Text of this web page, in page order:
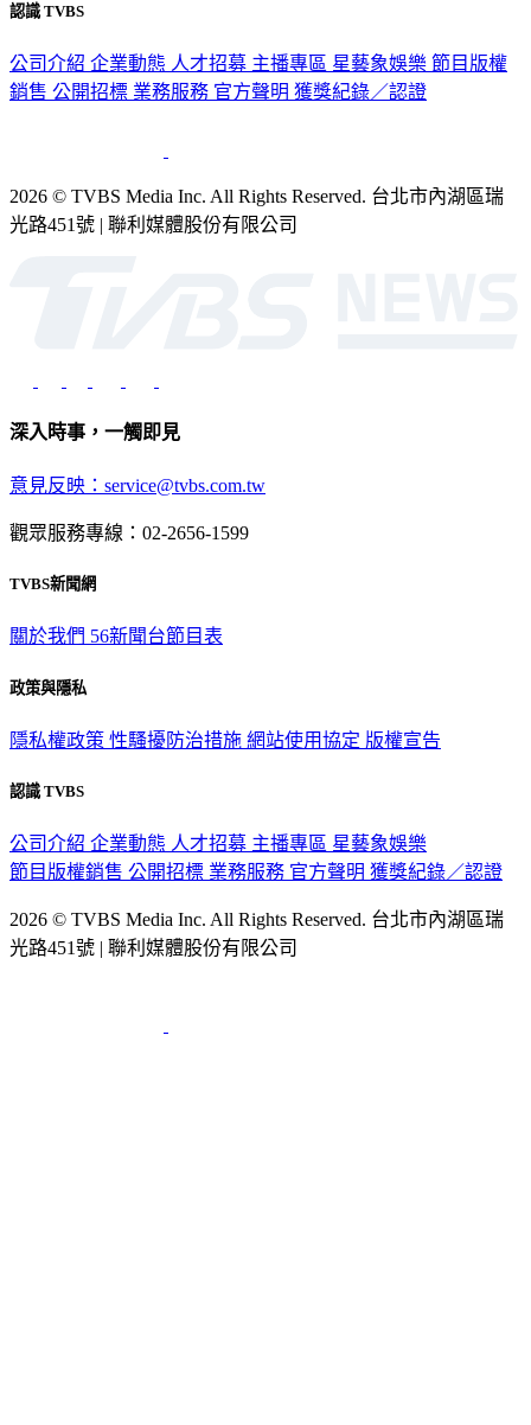
認識 TVBS
公司介紹 企業動態 人才招募 主播專區 星藝象娛樂 節目版權
銷售 公開招標 業務服務 官方聲明 獲獎紀錄／認證
2026 © TVBS Media Inc. All Rights Reserved. 台北市內湖區瑞
光路451號 | 聯利媒體股份有限公司
深入時事，一觸即見
意見反映：service@tvbs.com.tw
觀眾服務專線：02-2656-1599
TVBS新聞網
關於我們 56新聞台節目表
政策與隱私
隱私權政策 性騷擾防治措施 網站使用協定 版權宣告
認識 TVBS
公司介紹 企業動態 人才招募 主播專區 星藝象娛樂
節目版權銷售 公開招標 業務服務 官方聲明 獲獎紀錄／認證
2026 © TVBS Media Inc. All Rights Reserved. 台北市內湖區瑞
光路451號 | 聯利媒體股份有限公司